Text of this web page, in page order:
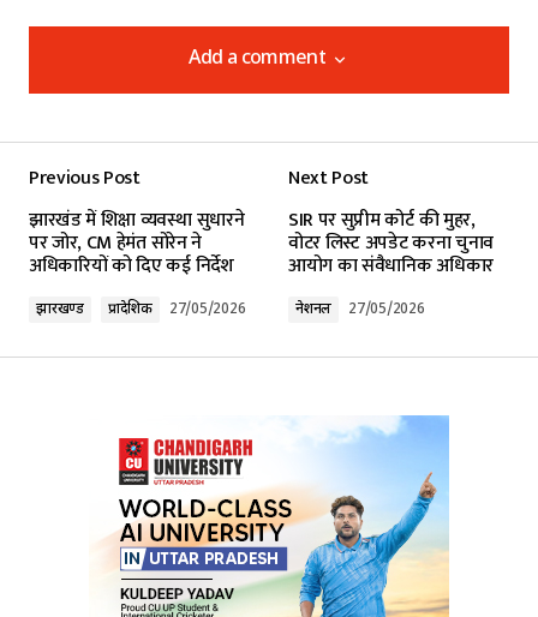
Add a comment
Add a comment
Required fields are marked*
Your Name*
Your E-mail*
Submit Comment
Previous Post
झारखंड में शिक्षा व्यवस्था सुधारने
पर जोर, CM हेमंत सोरेन ने
अधिकारियों को दिए कई निर्देश
झारखण्ड प्रादेशिक 27/05/2026
Next Post
SIR पर सुप्रीम कोर्ट की मुहर,
वोटर लिस्ट अपडेट करना चुनाव
आयोग का संवैधानिक अधिकार
नेशनल 27/05/2026